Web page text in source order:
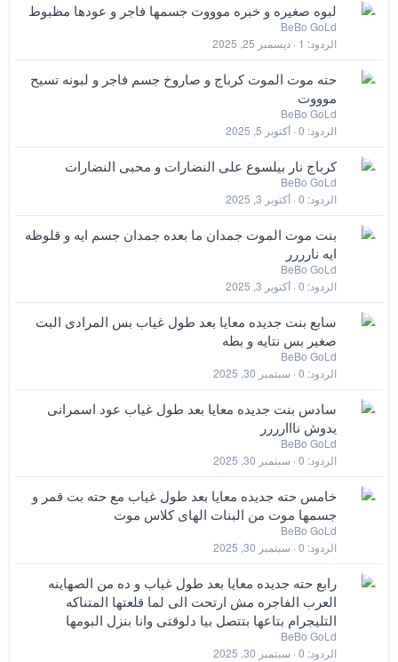
لبوه صغيره و خبره موووت جسمها فاجر و عودها مظبوط
BeBo GoLd
الردود
1 ديسمبر 25, 2025
حته موت الموت كرباج و صاروخ جسم فاجر و لبونه تسيح
موووت
BeBo GoLd
الردود 0 أكتوبر 5, 2025
كرباج نار بيلسوع على النضارات و محبى النضارات
BeBo GoLd
الردود 0 أكتوبر 3, 2025
بنت موت الموت جمدان ما بعده جمدان جسم ايه و قلوظه
ايه نارررر
BeBo GoLd
الردود 0 أكتوبر 3, 2025
سابع بنت جديده معايا بعد طول غياب بس المرادى البت
صغير بس نتايه و بطه
BeBo GoLd
الردود 0 سبتمبر 30, 2025
سادس بنت جديده معايا بعد طول غياب عود اسمرانى
يدوش نااارررر
BeBo GoLd
الردود 0 سبتمبر 30, 2025
خامس حته جديده معايا بعد طول غياب مع حته بت قمر و
جسمها موت من البنات الهاى كلاس موت
BeBo GoLd
الردود 0 سبتمبر 30, 2025
رابع حته جديده معايا بعد طول غياب و ده من الصهاينه
العرب الفاجره مش ارتحت الى لما قلعتها المتناكه
التليجرام بتاعها بتتصل بيا دلوقتى وانا بنزل البومها
BeBo GoLd
الردود 0 سبتمبر 30, 2025